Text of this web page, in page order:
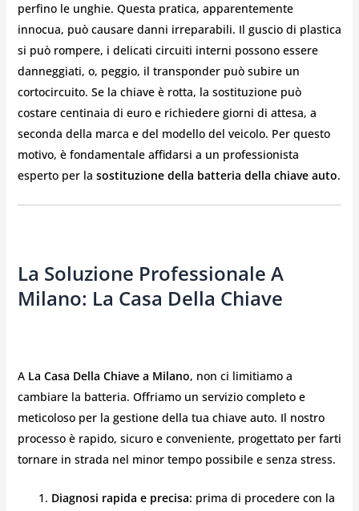
perfino le unghie. Questa pratica, apparentemente
innocua, può causare danni irreparabili. Il guscio di plastica
si può rompere, i delicati circuiti interni possono essere
danneggiati, o, peggio, il transponder può subire un
cortocircuito. Se la chiave è rotta, la sostituzione può
costare centinaia di euro e richiedere giorni di attesa, a
seconda della marca e del modello del veicolo. Per questo
motivo, è fondamentale affidarsi a un professionista
esperto per la sostituzione della batteria della chiave auto.
La Soluzione Professionale A
Milano: La Casa Della Chiave
A La Casa Della Chiave a Milano, non ci limitiamo a
cambiare la batteria. Offriamo un servizio completo e
meticoloso per la gestione della tua chiave auto. Il nostro
processo è rapido, sicuro e conveniente, progettato per farti
tornare in strada nel minor tempo possibile e senza stress.
Diagnosi rapida e precisa: prima di procedere con la